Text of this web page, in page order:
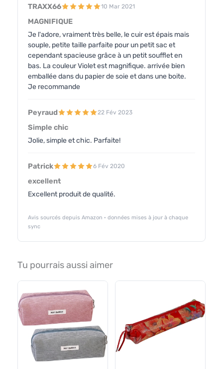
TRAXX66 10 Mar 2021
MAGNIFIQUE
Je l'adore, vraiment très belle, le cuir est épais mais
souple, petite taille parfaite pour un petit sac et
cependant spacieuse grâce à un petit soufflet en
bas. La couleur Violet est magnifique. arrivée bien
emballée dans du papier de soie et dans une boite.
Je recommande
Peyraud 22 Fév 2023
Simple chic
Jolie, simple et chic. Parfaite!
Patrick 6 Fév 2020
excellent
Excellent produit de qualité.
Avis sourcés depuis Amazon · données mises à jour à chaque
sync
Tu pourrais aussi aimer